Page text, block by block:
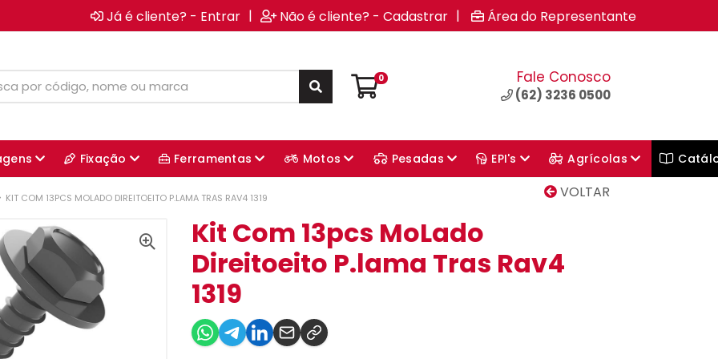
Já é cliente? - Entrar | Não é cliente? - Cadastrar | Área do Representante
0 Fale Conosco
(62) 3236 0500
Fixação Ferramentas Motos Pesadas EPI's Agrícolas
VOLTAR
KIT COM 13PCS MOLADO DIREITOEITO P.LAMA TRAS RAV4 1319
Kit Com 13pcs MoLado
Direitoeito P.lama Tras Rav4
1319